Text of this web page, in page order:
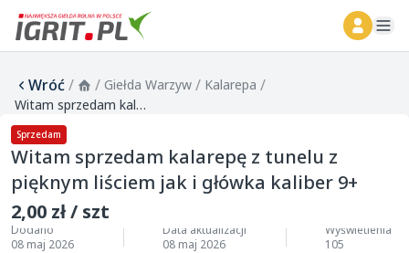
Wróć/ / Giełda Warzyw / Kalarepa /
Witam sprzedam kalarepę z tunelu z pięknym liściem jak i główka kaliber 9+
Sprzedam
Witam sprzedam kalarepę z tunelu z
pięknym liściem jak i główka kaliber 9+
2,00 zł / szt
Dodano
08 maj 2026
Data aktualizacji
08 maj 2026
Wyświetlenia
105